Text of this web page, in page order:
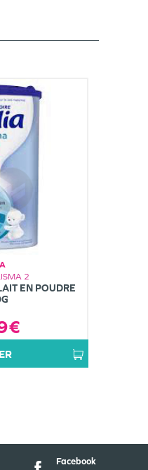
2
EN POUDRE
Facebook